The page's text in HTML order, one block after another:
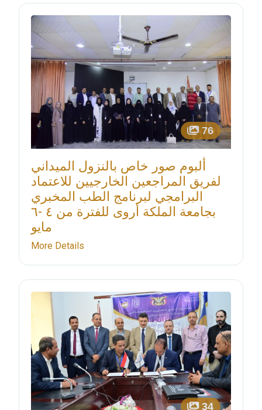
76
ألبوم صور خاص بالنزول الميداني
لفريق المراجعين الخارجيين للاعتماد
البرامجي لبرنامج الطب المخبري
بجامعة الملكة أروى للفترة من ٤ -٦
مايو
More Details
34